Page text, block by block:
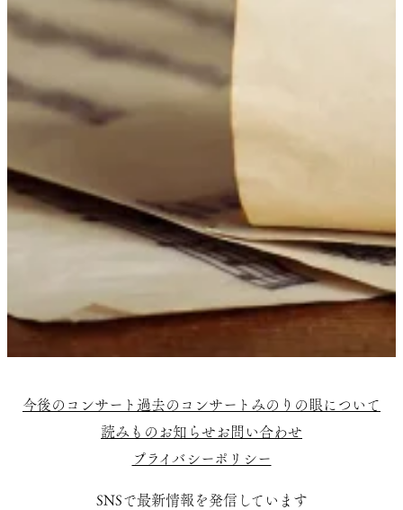
今後のコンサート 過去のコンサート みのりの眼について
読みもの お知らせ お問い合わせ
プライバシーポリシー
SNSで最新情報を発信しています